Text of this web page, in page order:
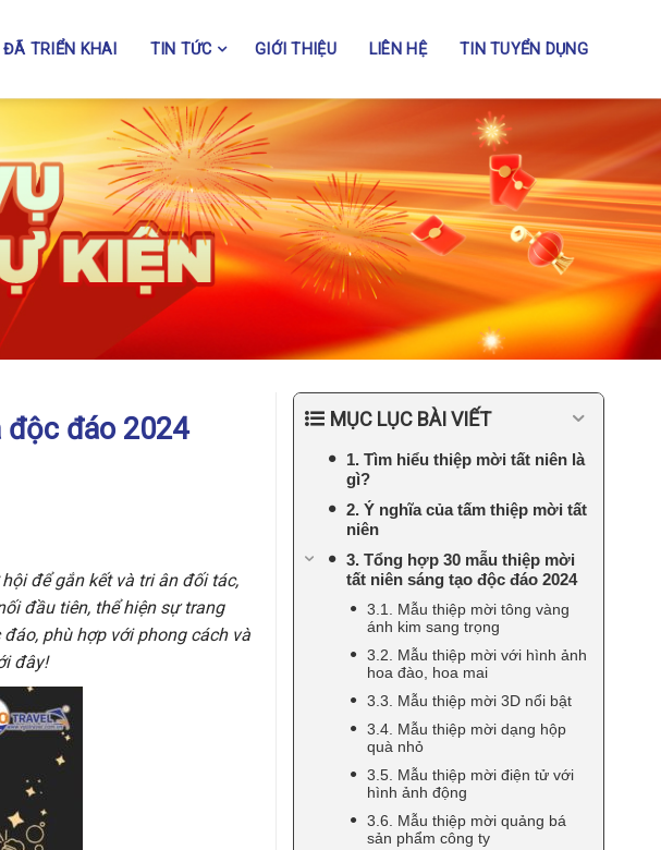
ĐÃ TRIỂN KHAI TIN TỨC GIỚI THIỆU LIÊN HỆ TIN TUYỂN DỤNG
độc đáo 2024
để gắn kết và tri ân đối tác,
đầu tiên, thể hiện sự trang
phù hợp với phong cách và
đây!
MỤC LỤC BÀI VIẾT
1. Tìm hiểu thiệp mời tất niên là
gì?
2. Ý nghĩa của tấm thiệp mời tất
niên
3. Tổng hợp 30 mẫu thiệp mời
tất niên sáng tạo độc đáo 2024
3.1. Mẫu thiệp mời tông vàng
ánh kim sang trọng
3.2. Mẫu thiệp mời với hình ảnh
hoa đào, hoa mai
3.3. Mẫu thiệp mời 3D nổi bật
3.4. Mẫu thiệp mời dạng hộp
quà nhỏ
3.5. Mẫu thiệp mời điện tử với
hình ảnh động
3.6. Mẫu thiệp mời quảng bá
sản phẩm công ty